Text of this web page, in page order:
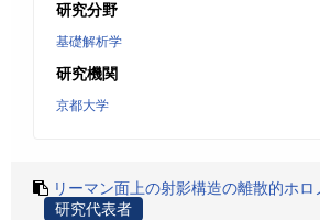
研究分野
基礎解析学
研究機関
京都大学
リーマン面上の射影構造の離散的ホ
研究代表者